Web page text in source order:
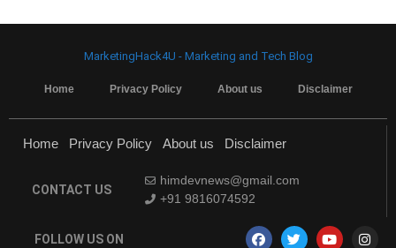
MarketingHack4U - Marketing and Tech Blog
Home Privacy Policy About us Disclaimer
Home Privacy Policy About us Disclaimer
CONTACT US
himdevnews@gmail.com
+91 9816074592
FOLLOW US ON